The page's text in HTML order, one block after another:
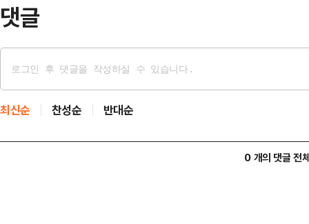
댓글
최신순 찬성순 반대순
0 개의 댓글 전